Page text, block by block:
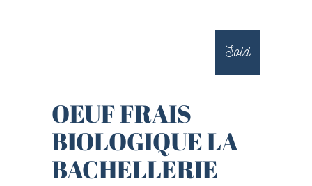
Sold
OEUF FRAIS
BIOLOGIQUE LA
BACHELLERIE